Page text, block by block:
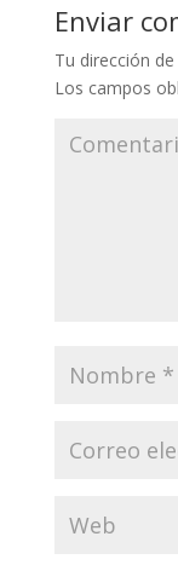
Enviar
Tu dirección
Los campos